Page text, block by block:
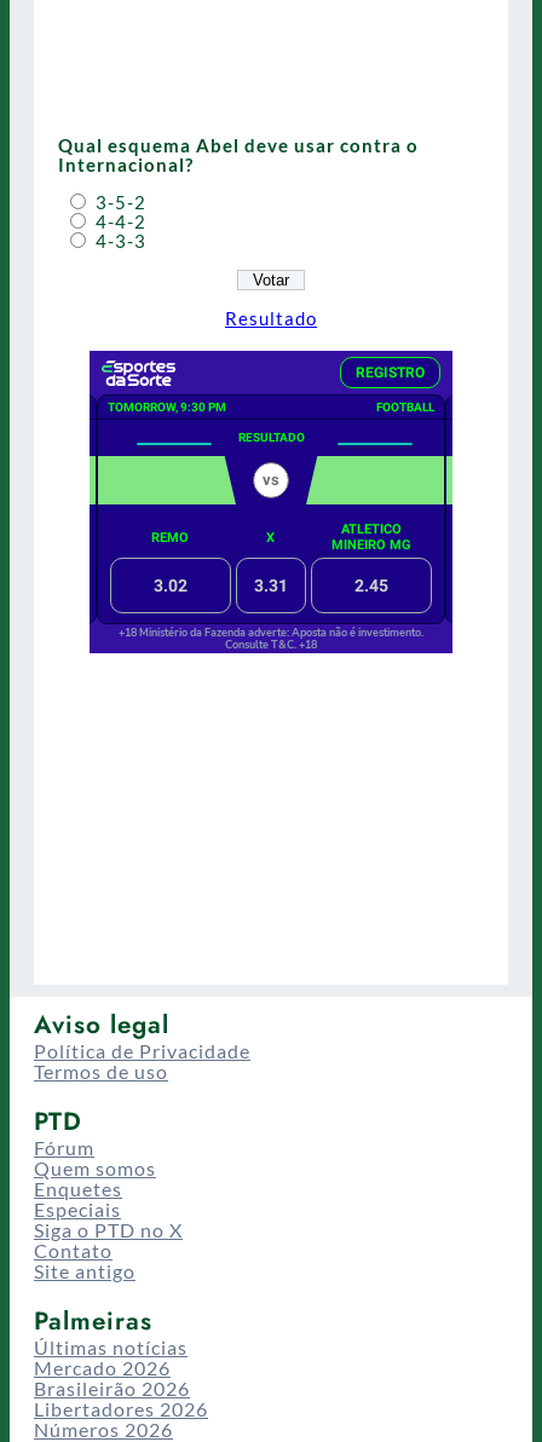
Qual esquema Abel deve usar contra o
Internacional?
3-5-2
4-4-2
4-3-3
Resultado
Aviso legal
Política de Privacidade
Termos de uso
PTD
Fórum
Quem somos
Enquetes
Especiais
Siga o PTD no X
Contato
Site antigo
Palmeiras
Últimas notícias
Mercado 2026
Brasileirão 2026
Libertadores 2026
Números 2026